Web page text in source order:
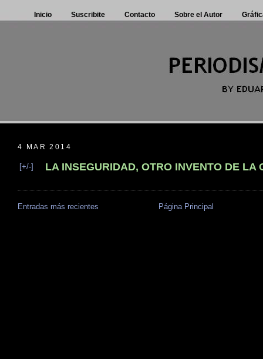
Inicio Suscribite Contacto Sobre el Autor
4 MAR 2014
[+/-] LA INSEGURIDAD, OTRO INVENTO DE LA
Entradas más recientes Página Principal